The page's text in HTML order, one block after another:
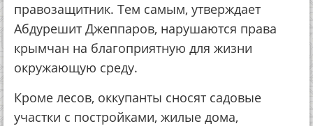
правозащитник. Тем самым, утверждает
Абдурешит Джеппаров, нарушаются права
крымчан на благоприятную для жизни
окружающую среду.
Кроме лесов, оккупанты сносят садовые
участки с постройками, жилые дома,